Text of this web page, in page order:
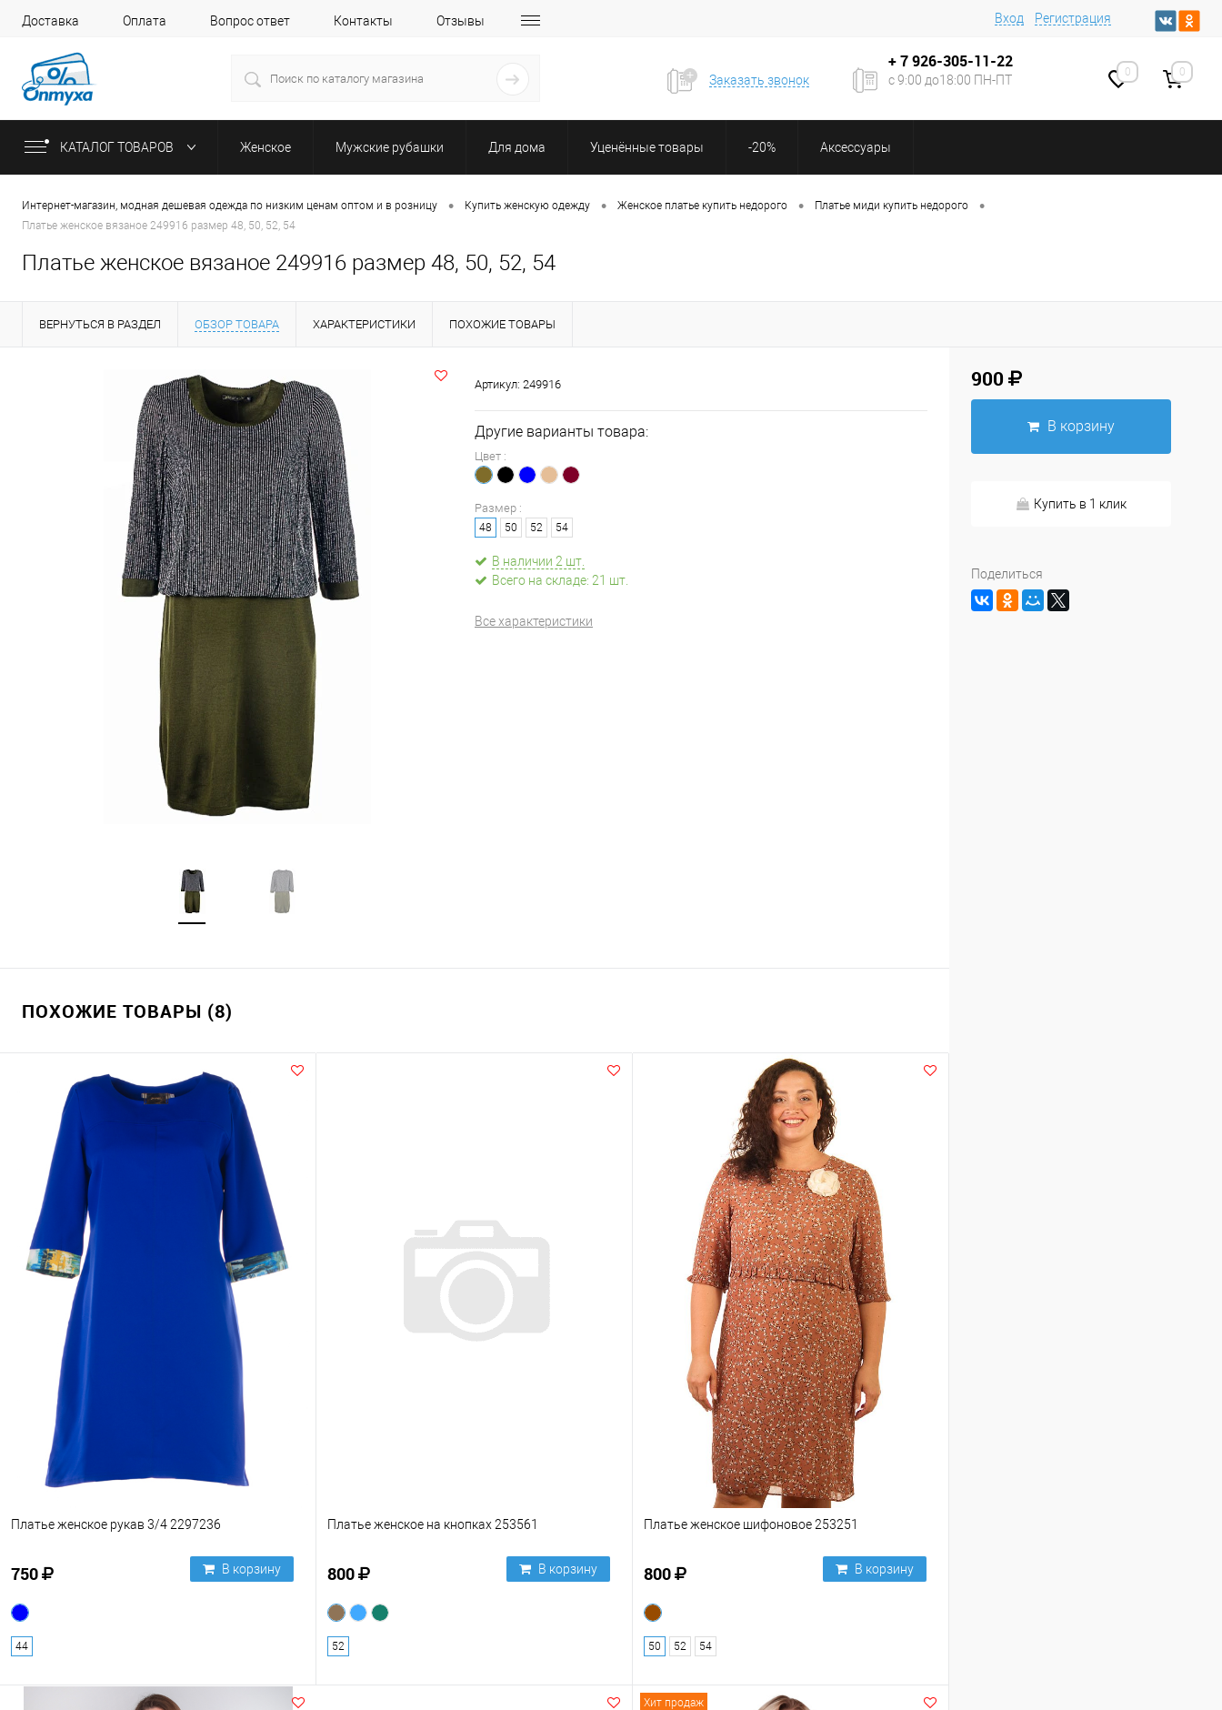
Доставка Оплата Вопрос ответ Контакты Отзывы Вход Регистрация
Заказать звонок
+ 7926-305-11-22
с 9:00 до18:00 ПН-ПТ
0 0
КАТАЛОГ ТОВАРОВ Женское Мужские рубашки Для дома Уценённые товары -20% Аксессуары
Интернет-магазин, модная дешевая одежда по низким ценам оптом и в розницу • Купить женскую одежду • Женское платье купить недорого • Платье миди купить недорого •
Платье женское вязаное 249916 размер 48, 50, 52, 54
Платье женское вязаное 249916 размер 48, 50, 52, 54
ВЕРНУТЬСЯ В РАЗДЕЛ ОБЗОР ТОВАРА ХАРАКТЕРИСТИКИ ПОХОЖИЕ ТОВАРЫ
Артикул: 249916
Другие варианты товара:
Цвет :
Размер :
48 50 52 54
В наличии 2 шт.
Всего на складе: 21 шт.
Все характеристики
ПОХОЖИЕ ТОВАРЫ (8)
Платье женское рукав 3/4 2297236
750 В корзину
44
Платье женское на кнопках 253561
800 В корзину
52
Платье женское шифоновое 253251
800 В корзину
50 52 54
Хит продаж
900
В корзину
Купить в 1 клик
Поделиться